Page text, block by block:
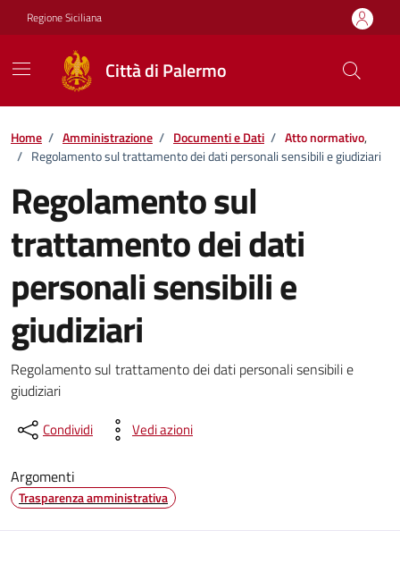
Vai ai contenuti
Vai al footer
Regione Siciliana
Città di Palermo
Home / Amministrazione / Documenti e Dati / Atto normativo,
/ Regolamento sul trattamento dei dati personali sensibili e giudiziari
Regolamento sul
trattamento dei dati
personali sensibili e
giudiziari
Dettagli del documento
Regolamento sul trattamento dei dati personali sensibili e
giudiziari
Condividi Vedi azioni
Argomenti
Trasparenza amministrativa